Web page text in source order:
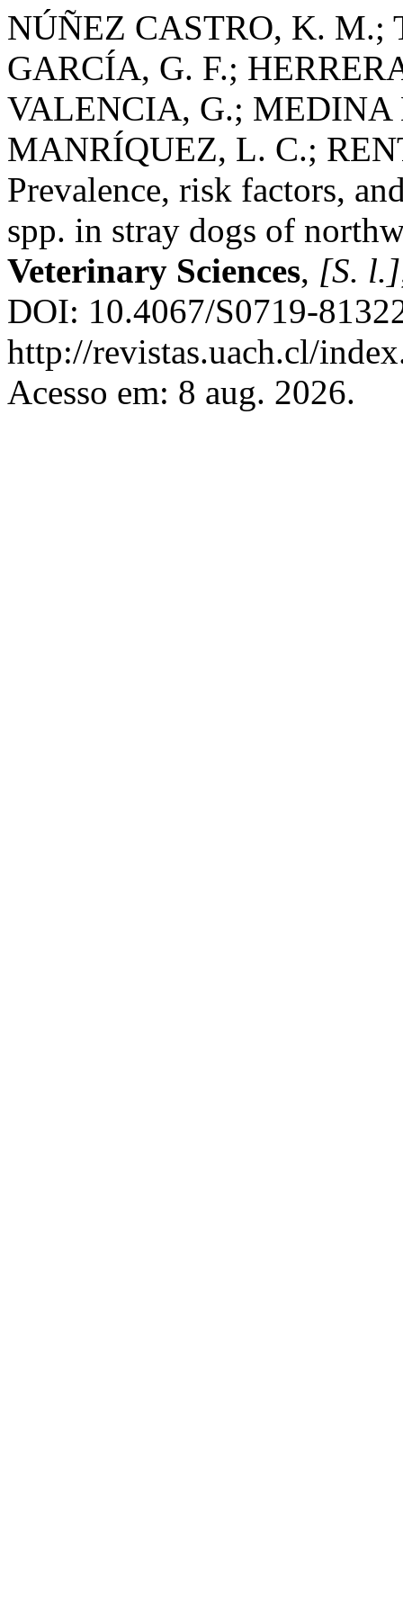
NÚÑEZ CASTRO, K.
GARCÍA, G. F.;
VALENCIA, G.; MEDINA
MANRÍQUEZ, L. C.;
Prevalence, risk factors,
spp. in stray dogs of
Veterinary Sciences, [S. l.]
DOI: 10.4067/S0719-
http://revistas.uach.cl/
Acesso em: 8 aug. 2026.